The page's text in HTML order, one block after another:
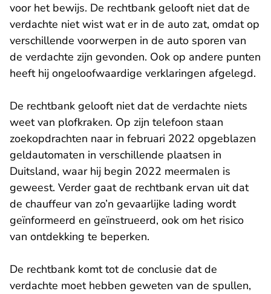
voor het bewijs. De rechtbank gelooft niet dat de
verdachte niet wist wat er in de auto zat, omdat op
verschillende voorwerpen in de auto sporen van
de verdachte zijn gevonden. Ook op andere punten
heeft hij ongeloofwaardige verklaringen afgelegd.
De rechtbank gelooft niet dat de verdachte niets
weet van plofkraken. Op zijn telefoon staan
zoekopdrachten naar in februari 2022 opgeblazen
geldautomaten in verschillende plaatsen in
Duitsland, waar hij begin 2022 meermalen is
geweest. Verder gaat de rechtbank ervan uit dat
de chauffeur van zo’n gevaarlijke lading wordt
geïnformeerd en geïnstrueerd, ook om het risico
van ontdekking te beperken.
De rechtbank komt tot de conclusie dat de
verdachte moet hebben geweten van de spullen,